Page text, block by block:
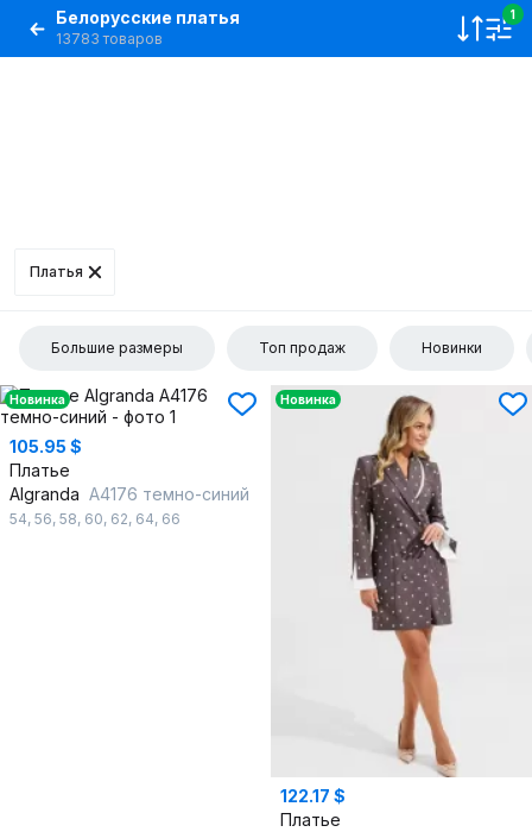
Белорусские платья
13783 товаров
1
Платья
Большие размеры Топ продаж Новинки
Новинка
105.95 $
Платье
Algranda А4176 темно-синий
54, 56, 58, 60, 62, 64, 66
Новинка
122.17 $
Платье